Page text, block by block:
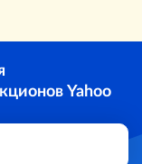
Yahoo